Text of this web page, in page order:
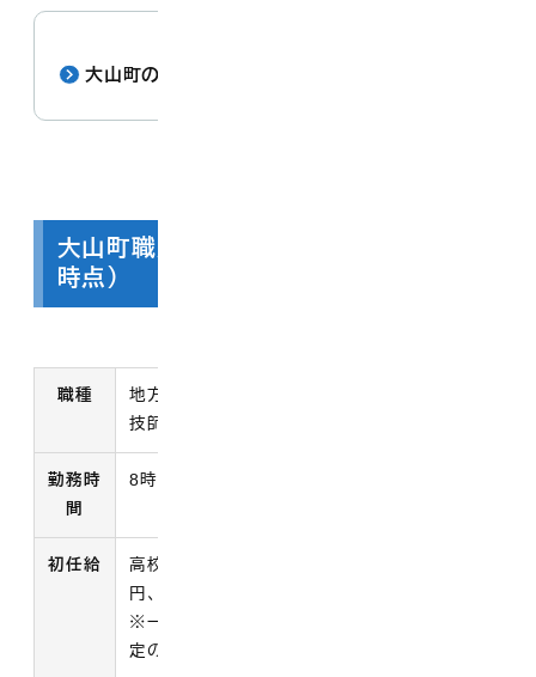
大山町の人事行政の運営状況
大山町職員の主な勤務条件（令和8年4月
時点）
職種
地方公務員（一般事務・保育士・保健師・土木
技師等）
勤務時
間
8時30分～17時15分（休憩時間 12時～13時）
初任給
高校卒程度 200,300円、短大卒程度 213,100
円、大学卒程度 225,600円
※一定の職歴等がある人はその経歴に応じて所
定の金額が加算されます。